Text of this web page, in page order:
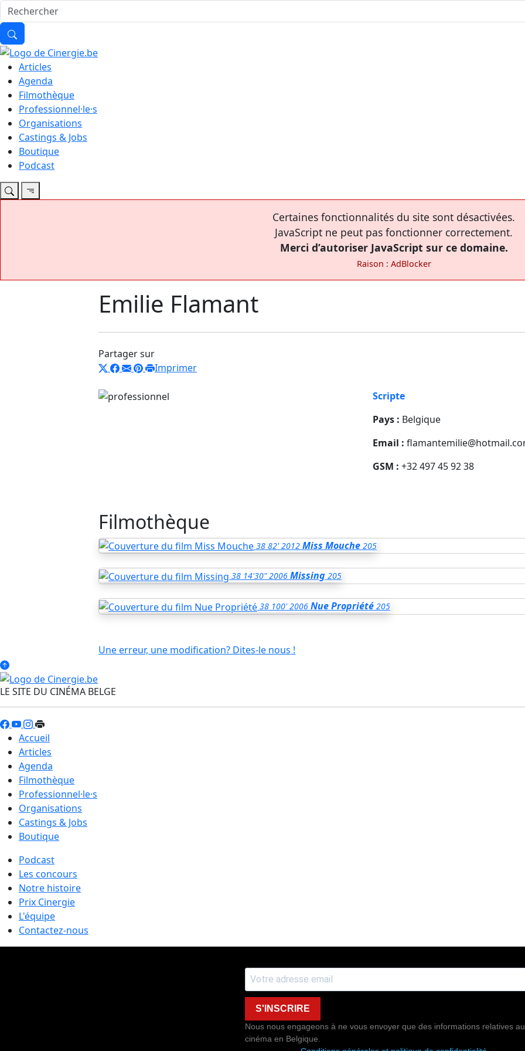
Articles
Agenda
Filmothèque
Professionnel·le·s
Organisations
Castings & Jobs
Boutique
Podcast
Certaines fonctionnalités du site sont désactivées.
JavaScript ne peut pas fonctionner correctement.
Merci d’autoriser JavaScript sur ce domaine.
Raison : AdBlocker
Emilie Flamant
Partager sur
Imprimer
Scripte
Pays : Belgique
Email :
GSM : +32 497 45 92 38
Filmothèque
38 82' 2012 Miss Mouche 205
38 14'30" 2006 Missing 205
38 100' 2006 Nue Propriété 205
Une erreur, une modification? Dites-le nous !
LE SITE DU CINÉMA BELGE
Accueil
Articles
Agenda
Filmothèque
Professionnel·le·s
Organisations
Castings & Jobs
Boutique
Podcast
Les concours
Notre histoire
Prix Cinergie
L'équipe
Contactez-nous
S'INSCRIRE
Nous nous engageons à ne vous envoyer que des informations relatives au
cinéma en Belgique.